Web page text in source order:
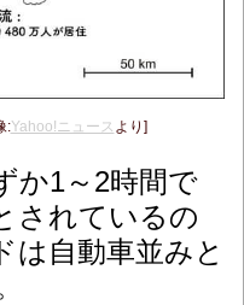
:Yahoo!ニュース より]
か1～2時間で
されているの
は自動車並みと